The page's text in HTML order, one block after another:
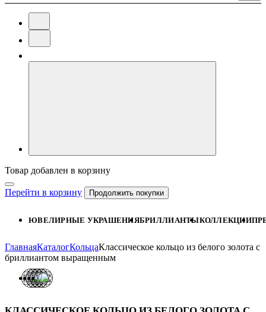
Товар добавлен в корзину
Перейти в корзину Продолжить покупки
ЮВЕЛИРНЫЕ УКРАШЕНИЯБРИЛЛИАНТЫКОЛЛЕКЦИИ
ГлавнаяКаталогКольцаКлассическое кольцо из белого золота с
бриллиантом выращенным